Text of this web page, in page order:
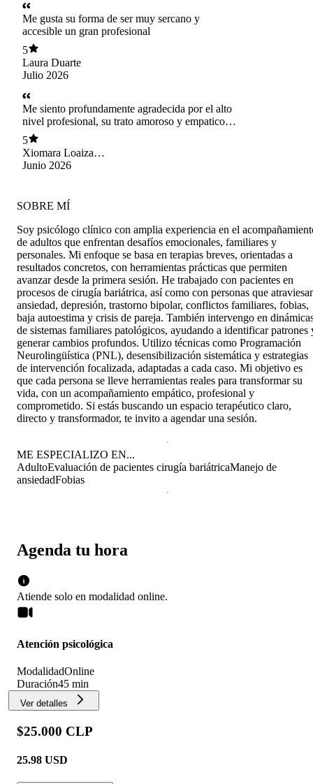
Me gusta su forma de ser muy sercano y
accesible un gran profesional
5
Laura Duarte
Julio 2026
Me siento profundamente agradecida por el alto
nivel profesional, su trato amoroso y empatico.
Para mí es una bendición su apoyo en estos
proceso tan complejo.
5
Xiomara Loaiza
Morales
Junio 2026
Agenda tu hora
Atiende solo en modalidad online.
Atención psicológica
ModalidadOnline
Duración45 min
Ver detalles
$25.000 CLP
25.98 USD
SOBRE MÍ
Soy psicólogo clínico con amplia experiencia en el
de adultos que enfrentan desafíos emocionales, familiares y
personales. Mi enfoque se basa en terapias breves, orientadas a
resultados concretos, con herramientas prácticas que permiten
avanzar desde la primera sesión. He trabajado con pacientes en
procesos de cirugía bariátrica, así como con personas que
ansiedad, depresión, trastorno bipolar, conflictos familiares, fobias,
baja autoestima y crisis de pareja. También intervengo en
de sistemas familiares patológicos, ayudando a identificar patrones
generar cambios profundos. Utilizo técnicas como Programación
Neurolingüística (PNL), desensibilización sistemática y estrategias
de intervención focalizada, adaptadas a cada caso. Mi objetivo es
que cada persona se lleve herramientas reales para transformar su
vida, con un acompañamiento empático, profesional y
comprometido. Si estás buscando un espacio terapéutico claro,
directo y transformador, te invito a agendar una sesión.
ME ESPECIALIZO EN...
AdultoEvaluación de pacientes cirugía bariátricaManejo de
ansiedadFobias